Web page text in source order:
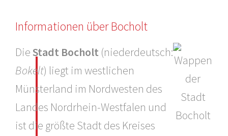
Informationen über Bocholt
Die Stadt Bocholt (niederdeutsch:
Bokelt) liegt im westlichen
Münsterland im Nordwesten des
Landes Nordrhein-Westfalen und
ist die größte Stadt des Kreises